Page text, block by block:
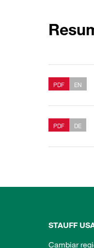
PDF EN
PDF DE
STAUFF
Cambiar